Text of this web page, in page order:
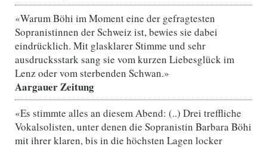
«Warum Böhi im Moment eine der gefragtesten
Sopranistinnen der Schweiz ist, bewies sie dabei
eindrücklich. Mit glasklarer Stimme und sehr
ausdrucksstark sang sie vom kurzen Liebesglück im
Lenz oder vom sterbenden Schwan.»
Aargauer Zeitung
«Es stimmte alles an diesem Abend: (..) Drei treffliche
Vokalsolisten, unter denen die Sopranistin Barbara Böhi
mit ihrer klaren, bis in die höchsten Lagen locker